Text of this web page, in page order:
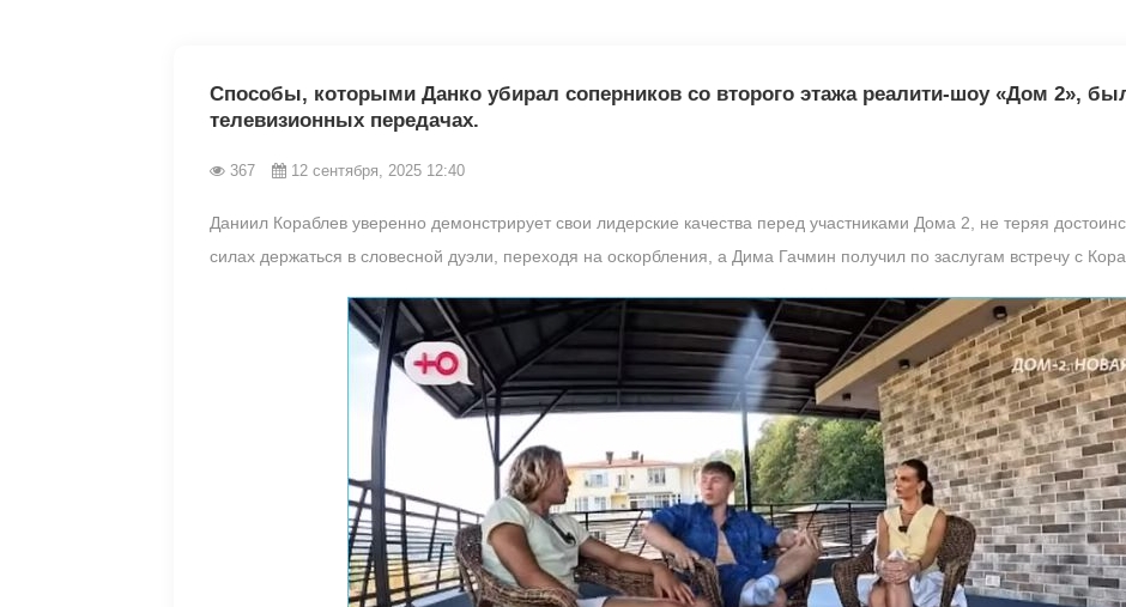
Способы, которыми Данко убирал соперников со второго этажа реалити-шоу «Дом 2»,
телевизионных передачах.
367 12 сентября, 2025 12:40
Даниил Кораблев уверенно демонстрирует свои лидерские качества перед участниками Дома 2, не теряя
силах держаться в словесной дуэли, переходя на оскорбления, а Дима Гачмин получил по заслугам встречу с